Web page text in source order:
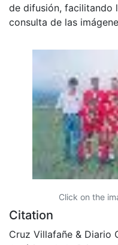
de difusión, facilitando
consulta de las
Click on the
Citation
Cruz Villafañe & Diario